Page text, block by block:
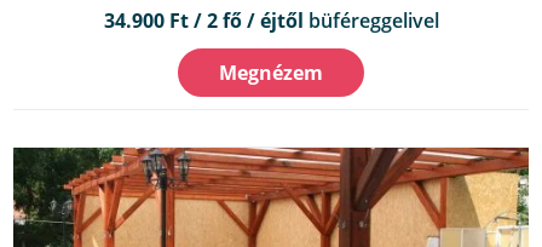
34.900 Ft / 2 fő / éjtől büféreggelivel
Megnézem